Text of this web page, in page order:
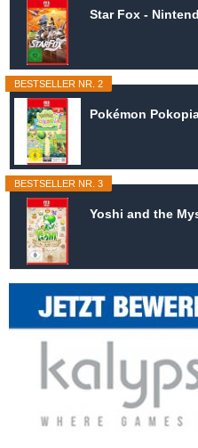
Star Fox -
BESTSELLER NR. 2
Pokémon
BESTSELLER NR. 3
Yoshi and the